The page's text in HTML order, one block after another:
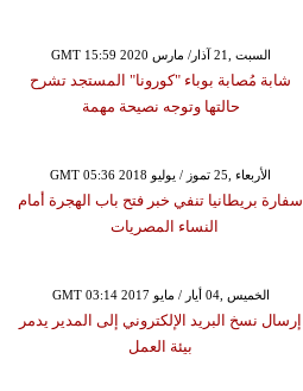
GMT 15:59 2020 السبت ,21 آذار/ مارس
شابة مُصابة بوباء "كورونا" المستجد تشرح
حالتها وتوجه نصيحة مهمة
GMT 05:36 2018 الأربعاء ,25 تموز / يوليو
سفارة بريطانيا تنفي خبر فتح باب الهجرة أمام
النساء المصريات
GMT 03:14 2017 الخميس ,04 أيار / مايو
إرسال نسخ البريد الإلكتروني إلى المدير يدمر
بيئة العمل